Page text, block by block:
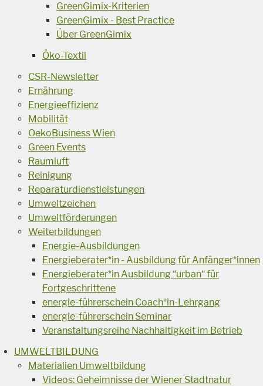
GreenGimix-Kriterien
GreenGimix - Best Practice
Über GreenGimix
Öko-Textil
CSR-Newsletter
Ernährung
Energieeffizienz
Mobilität
OekoBusiness Wien
Green Events
Raumluft
Reinigung
Reparaturdienstleistungen
Umweltzeichen
Umweltförderungen
Weiterbildungen
Energie-Ausbildungen
Energieberater*in - Ausbildung für Anfänger*innen
Energieberater*in Ausbildung “urban“ für
Fortgeschrittene
energie-führerschein Coach*in-Lehrgang
energie-führerschein Seminar
Veranstaltungsreihe Nachhaltigkeit im Betrieb
UMWELTBILDUNG
Materialien Umweltbildung
Videos: Geheimnisse der Wiener Stadtnatur